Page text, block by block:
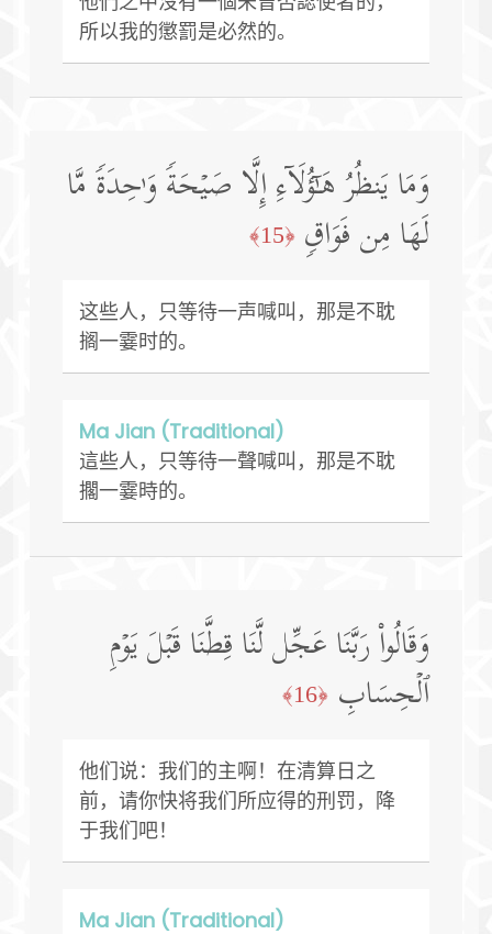
所以我的懲罰是必然的。
وَمَا یَنظُرُ هَـٰۤؤُلَاۤءِ إِلَّا صَیۡحَةࣰ وَ ٰ⁠حِدَةࣰ مَّا
لَهَا مِن فَوَاقࣲ ﴿15﴾
这些人，只等待一声喊叫，那是不耽
搁一霎时的。
Ma Jian (Traditional)
這些人，只等待一聲喊叫，那是不耽
擱一霎時的。
وَقَالُوا۟ رَبَّنَا عَجِّل لَّنَا قِطَّنَا قَبۡلَ یَوۡمِ
ٱلۡحِسَابِ ﴿16﴾
他们说：我们的主啊！在清算日之
前，请你快将我们所应得的刑罚，降
于我们吧！
Ma Jian (Traditional)